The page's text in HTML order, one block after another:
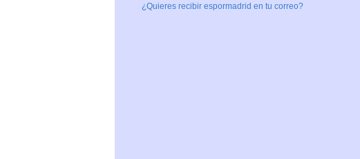
¿Quieres recibir espormadrid en tu correo?